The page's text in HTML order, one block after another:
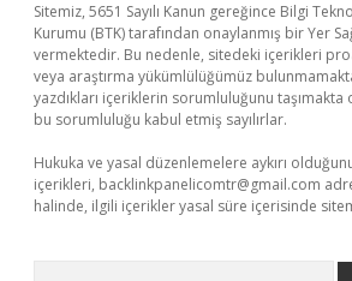
Sitemiz, 5651 Sayılı Kanun gereğince Bilgi
Kurumu (BTK) tarafından onaylanmış bir Yer
vermektedir. Bu nedenle, sitedeki içerikleri
veya araştırma yükümlülüğümüz
yazdıkları içeriklerin sorumluluğunu
bu sorumluluğu kabul etmiş sayılırlar.
Hukuka ve yasal düzenlemelere aykırı
içerikleri, backlinkpanelicomtr@gmail.com
halinde, ilgili içerikler yasal süre içerisinde